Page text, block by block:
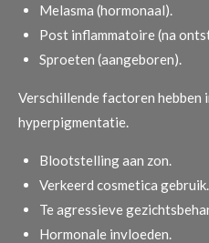
Melasma (hormonaal).
Post inflammatoire (na
Sproeten (aangeboren).
Verschillende factoren hebben
hyperpigmentatie.
Blootstelling aan zon.
Verkeerd cosmetica gebruik.
Te agressieve
Hormonale invloeden.